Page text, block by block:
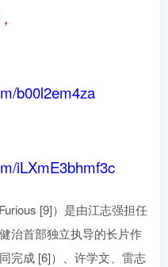
b00l2em4za
iLXmE3bhmf3c
[9]）是由江志强担任
治首部独立执导的长片作
完成 [6]）、许学文、雷志